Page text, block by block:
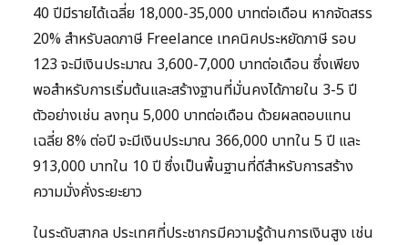
40 ปีมีรายได้เฉลี่ย 18,000-35,000 บาทต่อเดือน หากจัดสรร
20% สำหรับลดภาษี Freelance เทคนิคประหยัดภาษี รอบ
123 จะมีเงินประมาณ 3,600-7,000 บาทต่อเดือน ซึ่งเพียง
พอสำหรับการเริ่มต้นและสร้างฐานที่มั่นคงได้ภายใน 3-5 ปี
ตัวอย่างเช่น ลงทุน 5,000 บาทต่อเดือน ด้วยผลตอบแทน
เฉลี่ย 8% ต่อปี จะมีเงินประมาณ 366,000 บาทใน 5 ปี และ
913,000 บาทใน 10 ปี ซึ่งเป็นพื้นฐานที่ดีสำหรับการสร้าง
ความมั่งคั่งระยะยาว
ในระดับสากล ประเทศที่ประชากรมีความรู้ด้านการเงินสูง เช่น